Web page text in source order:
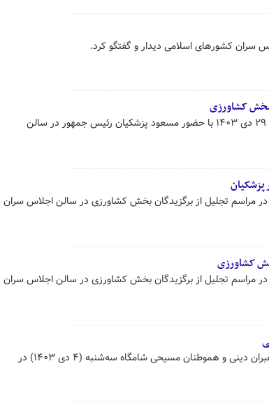
سران کشورهای اسلامی دیدار و گفتگو کرد.
کشاورزی
همایش تجلیل از برگزیدگان بخش کشاورزی امروز شنبه ۲۹ دی‌ ۱۴۰۳ با حضور مسعود پزشکیان رئیس جمهور در سالن
مسعود پزشکیان رئیس جمهور امروز شنبه ۲۹ دی ۱۴۰۳ در مراسم تجلیل از برگزیدگان بخش کشاورزی در سالن اجلاس سران
کشاورزی
مسعود پزشکیان رئیس جمهور امروز شنبه ۲۹ دی ۱۴۰۳ در مراسم تجلیل از برگزیدگان بخش کشاورزی در سالن اجلاس سران
نشست «مسعود پزشکیان»، رئیس‌جمهور با جمعی از رهبران دینی و هموطنان مسیحی شامگاه سه‌شنبه (۴ دی ۱۴۰۳) در